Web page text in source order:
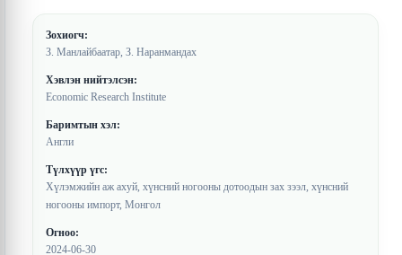
Зохиогч:
З. Манлайбаатар, З. Наранмандах
Хэвлэн нийтэлсэн:
Economic Research Institute
Баримтын хэл:
Англи
Түлхүүр үгс:
Хүлэмжийн аж ахуй, хүнсний ногооны дотоодын зах зээл, хүнсний
ногооны импорт, Монгол
Огноо:
2024-06-30